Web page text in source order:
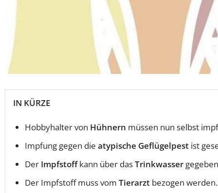
IN KÜRZE
Hobbyhalter von Hühnern müssen nun selbst
Impfung gegen die atypische Geflügelpest ist
Der Impfstoffkann über dasTrinkwasser
Der Impfstoff muss vom Tierarzt bezogen werden.